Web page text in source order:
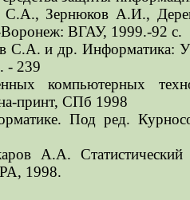
С.А., Зернюков А.И.,
ВГАУ, 1999.-92 с.
С.А. и др. Информатика:
- 239
компьютерных
принт, СПб 1998
Под ред.
А.А. Статистический
1998.